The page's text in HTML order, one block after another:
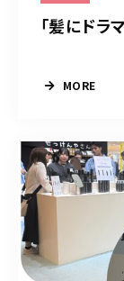
「髪にドラ
MORE